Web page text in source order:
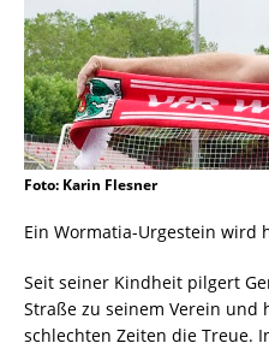
Foto: Karin Flesner
Ein Wormatia-Urgestein wird
Seit seiner Kindheit pilgert
Straße zu seinem Verein
schlechten Zeiten die Treue.